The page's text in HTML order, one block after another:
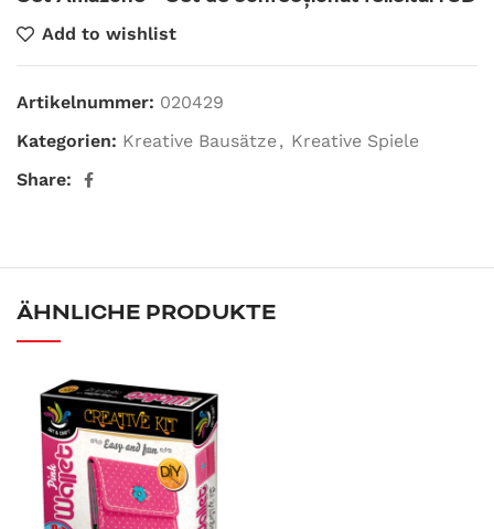
Add to wishlist
Artikelnummer: 020429
Kategorien: Kreative Bausätze, Kreative Spiele
Share:
ÄHNLICHE PRODUKTE